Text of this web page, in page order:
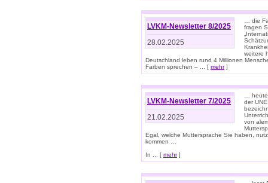
LVKM-Newsletter 8/2025
28.02.2025
… die
fragen
weitere
Deutschland leben rund 4 Millionen
Farben sprechen – ... [ mehr]
LVKM-Newsletter 7/2025
21.02.2025
…
der
von
Egal, welche Muttersprache Sie haben,
kommen …
In ... [ mehr]